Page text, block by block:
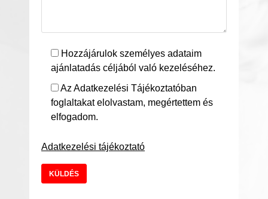
Hozzájárulok személyes adataim
ajánlatadás céljából való kezeléséhez.
Az Adatkezelési Tájékoztatóban
foglaltakat elolvastam, megértettem és
elfogadom.
Adatkezelési tájékoztató